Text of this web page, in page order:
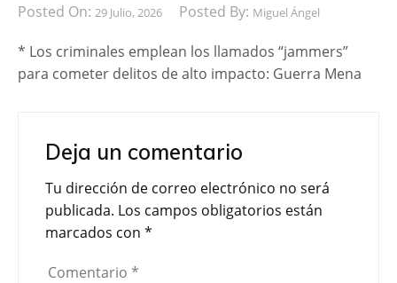
Posted On: 29 Julio, 2026 Posted By: Miguel Ángel
* Los criminales emplean los llamados “jammers”
para cometer delitos de alto impacto: Guerra Mena
Deja un comentario
Tu dirección de correo electrónico no será
publicada. Los campos obligatorios están
marcados con *
Comentario *